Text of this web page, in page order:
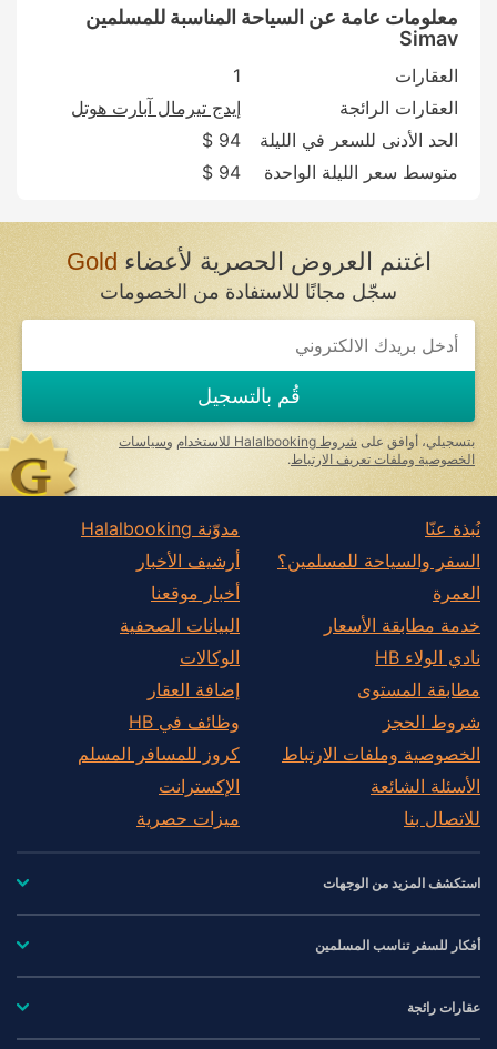
معلومات عامة عن السياحة المناسبة للمسلمين
Simav
العقارات
1
العقارات الرائجة
إيدج تيرمال آبارت هوتل
الحد الأدنى للسعر في الليلة
94 $
متوسط سعر الليلة الواحدة
94 $
اغتنم العروض الحصرية لأعضاءGold
سجّل مجانًا للاستفادة من الخصومات
قُم بالتسجيل
بتسجيلي، أوافق على شروط Halalbooking للاستخدام وسياسات
الخصوصية وملفات تعريف الارتباط .
نُبذة عنّا
السفر والسياحة للمسلمين؟
العمرة
خدمة مطابقة الأسعار
نادي الولاء HB
مطابقة المستوى
شروط الحجز
الخصوصية وملفات الارتباط
الأسئلة الشائعة
للاتصال بنا
مدوّنة Halalbooking
أرشيف الأخبار
أخبار موقعنا
البيانات الصحفية
الوكالات
إضافة العقار
وظائف في HB
كروز للمسافر المسلم
الإكسترانت
ميزات حصرية
استكشف المزيد من الوجهات
أفكار للسفر تناسب المسلمين
عقارات رائجة